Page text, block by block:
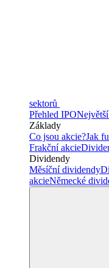
sektorů
Přehled IPO
Základy
Co jsou akcie?Jak
Frakční akcie
Dividendy
Měsíční dividendy
akcieNěmecké